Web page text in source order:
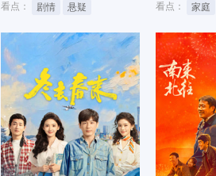
看点：
剧情 悬疑
看点：
家庭